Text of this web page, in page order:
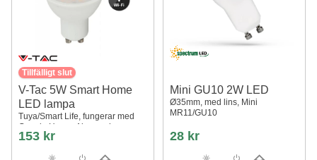
Tillfälligt slut
V-Tac 5W Smart Home
LED lampa
Tuya/Smart Life, fungerar med
Google Home, Alexa och
smartphones, GU10 Spot
153 kr
Mini GU10 2W LED
Ø35mm, med lins, Mini
MR11/GU10
28 kr